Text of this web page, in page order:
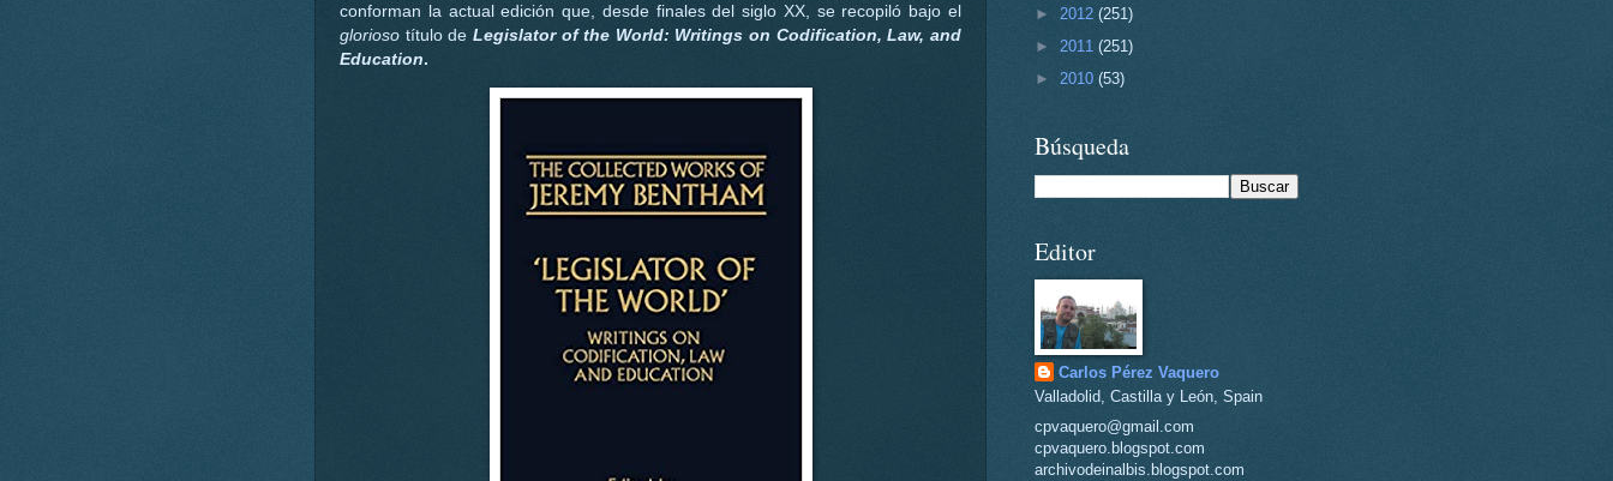
conforman la actual edición que, desde finales del siglo XX, se recopiló bajo el
glorioso título de Legislator of the World: Writings on Codification, Law, and
Education.
► 2012 (251)
► 2011 (251)
► 2010 (53)
Búsqueda
Editor
Carlos Pérez Vaquero
Valladolid, Castilla y León, Spain
cpvaquero@gmail.com
cpvaquero.blogspot.com
archivodeinalbis.blogspot.com